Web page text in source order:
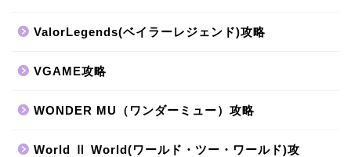
ValorLegends(ベイラーレジェンド)攻略
VGAME攻略
WONDER MU（ワンダーミュー）攻略
World Ⅱ World(ワールド・ツー・ワールド)攻